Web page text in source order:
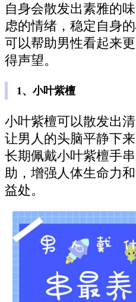
自身会散发出素雅的
虑的情绪，稳定自身
可以帮助男性看起来
得声望。
1、小叶紫檀
小叶紫檀可以散发出
让男人的头脑平静下
长期佩戴小叶紫檀手
助，增强人体生命力
益处。